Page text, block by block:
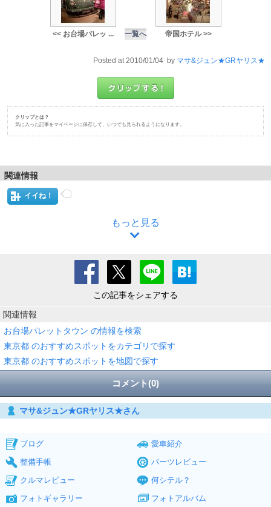
<< お台場パレッ ... 一覧へ 帝国ホテル >>
Posted at 2010/01/04 by マサ&ジュン★GRヤリス★
クリップとは？
気に入った記事をマイページに保存して、いつでも見られるようになります。
関連情報
イイね！
もっと見る
この記事をシェアする
関連情報
お台場パレットタウン の情報を検索
東京都 のおすすめスポットをカテゴリで探す
東京都 のおすすめスポットを地図で探す
コメント(0)
マサ&ジュン★GRヤリス★さん
ブログ
愛車紹介
整備手帳
パーツレビュー
クルマレビュー
何シテル？
フォトギャラリー
フォトアルバム